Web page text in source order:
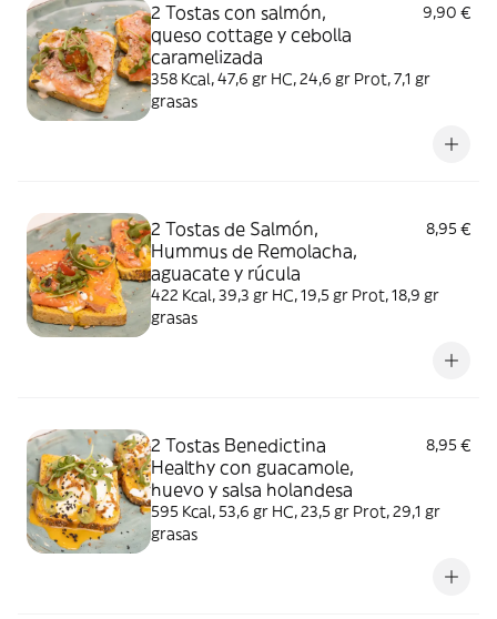
2 Tostas con salmón,
queso cottage y cebolla
caramelizada
9,90 €
358 Kcal, 47,6 gr HC, 24,6 gr Prot, 7,1 gr
grasas
2 Tostas de Salmón,
Hummus de Remolacha,
aguacate y rúcula
8,95 €
422 Kcal, 39,3 gr HC, 19,5 gr Prot, 18,9 gr
grasas
2 Tostas Benedictina
Healthy con guacamole,
huevo y salsa holandesa
8,95 €
595 Kcal, 53,6 gr HC, 23,5 gr Prot, 29,1 gr
grasas